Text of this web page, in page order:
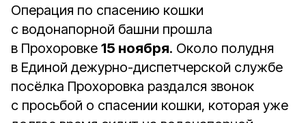
Операция по спасению кошки
с водонапорной башни прошла
в Прохоровке 15 ноября. Около полудня
в Единой дежурно-диспетчерской службе
посёлка Прохоровка раздался звонок
с просьбой о спасении кошки, которая уже